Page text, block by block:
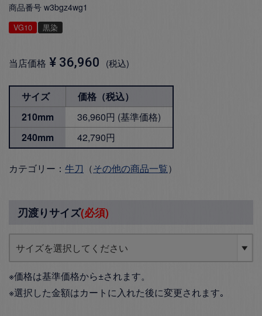
商品番号 w3bgz4wg1
VG10 黒染
当店価格 ¥ 36,960 税込
サイズ
価格（税込）
210mm
36,960円 (基準価格)
240mm
42,790円
カテゴリー： 牛刀 （その他の商品一覧）
刃渡りサイズ(必須)
※価格は基準価格から±されます。
※選択した金額はカートに入れた後に変更されます｡